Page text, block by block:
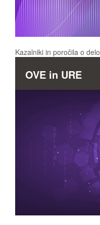
Kazalniki in poročila o
OVE in URE